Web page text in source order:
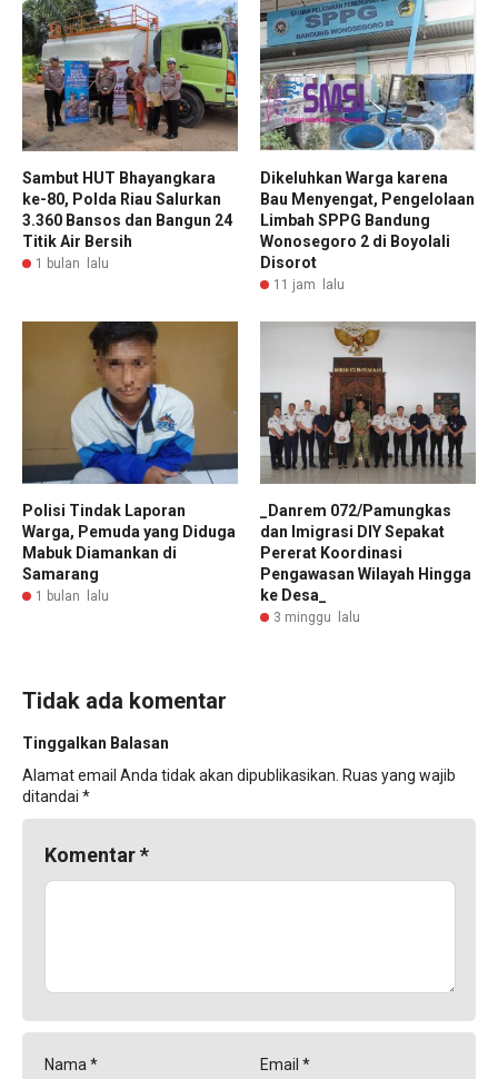
Sambut HUT Bhayangkara
ke-80, Polda Riau Salurkan
3.360 Bansos dan Bangun 24
Titik Air Bersih
1 bulan lalu
Dikeluhkan Warga karena
Bau Menyengat, Pengelolaan
Limbah SPPG Bandung
Wonosegoro 2 di Boyolali
Disorot
11 jam lalu
Polisi Tindak Laporan
Warga, Pemuda yang Diduga
Mabuk Diamankan di
Samarang
1 bulan lalu
_Danrem 072/Pamungkas
dan Imigrasi DIY Sepakat
Pererat Koordinasi
Pengawasan Wilayah Hingga
ke Desa_
3 minggu lalu
Tidak ada komentar
Tinggalkan Balasan
Alamat email Anda tidak akan dipublikasikan. Ruas yang wajib
ditandai *
Komentar*
Nama * Email *